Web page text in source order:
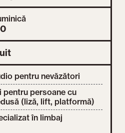
pentru nevăzători
pentru persoane cu
(liză, lift, platformă)
în limbaj